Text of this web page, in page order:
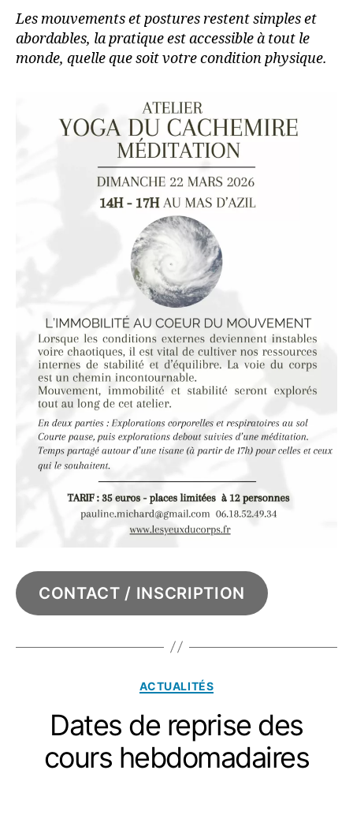
Les mouvements et postures restent simples et
abordables, la pratique est accessible à tout le
monde, quelle que soit votre condition physique.
CONTACT / INSCRIPTION
Catégories
ACTUALITÉS
Dates de reprise des
cours hebdomadaires